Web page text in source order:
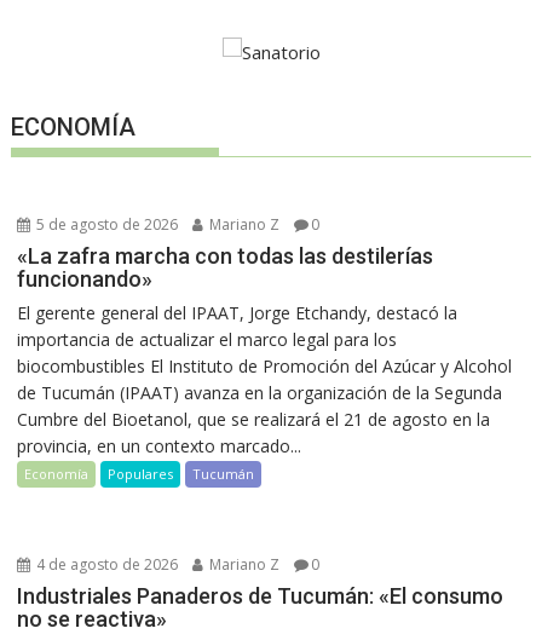
ECONOMÍA
5 de agosto de 2026 Mariano Z 0
«La zafra marcha con todas las destilerías
funcionando»
El gerente general del IPAAT, Jorge Etchandy, destacó la
importancia de actualizar el marco legal para los
biocombustibles El Instituto de Promoción del Azúcar y Alcohol
de Tucumán (IPAAT) avanza en la organización de la Segunda
Cumbre del Bioetanol, que se realizará el 21 de agosto en la
provincia, en un contexto marcado...
Economía Populares Tucumán
4 de agosto de 2026 Mariano Z 0
Industriales Panaderos de Tucumán: «El consumo
no se reactiva»